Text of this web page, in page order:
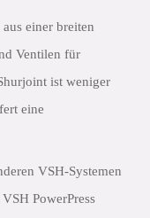
einer breiten
Ventilen für
ist weniger
eine
VSH-Systemen
PowerPress